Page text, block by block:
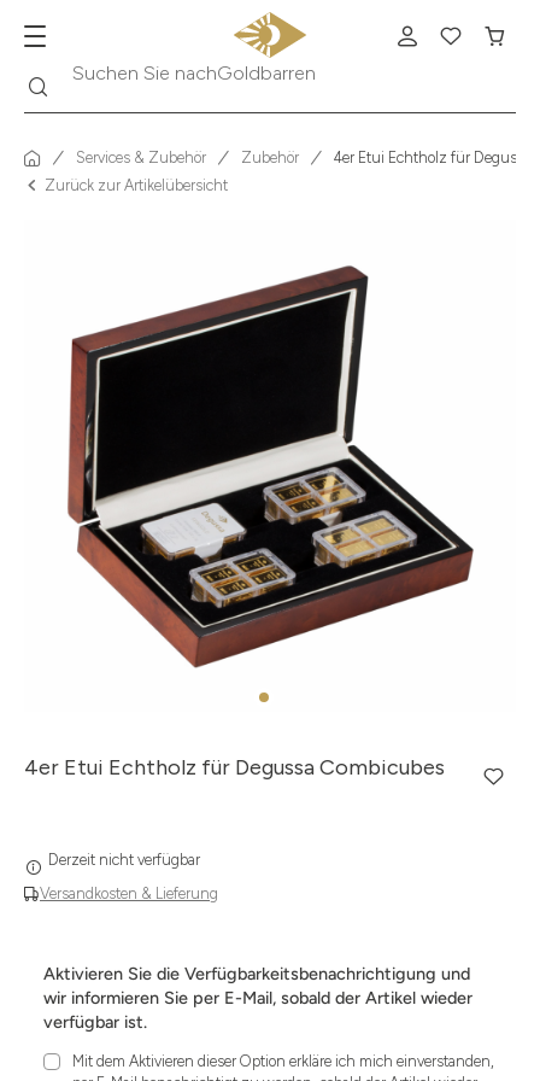
Suchen Sie nach
Krügerrand
Services & Zubehör Zubehör
4er Etui Echtholz für Degussa
Zurück zur Artikelübersicht
4er Etui Echtholz für Degussa Combicubes
Versandkosten & Lieferung
Derzeit nicht verfügbar
Aktivieren Sie die Verfügbarkeitsbenachrichtigung und
wir informieren Sie per E-Mail, sobald der Artikel wieder
verfügbar ist.
Mit dem Aktivieren dieser Option erkläre ich mich einverstanden,